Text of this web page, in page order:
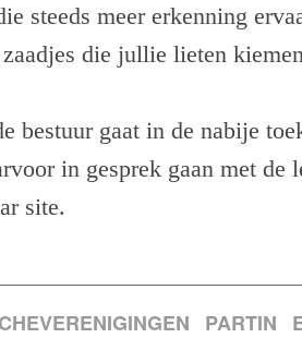
steeds meer erkenning
die jullie lieten
bestuur gaat in de nabije
in gesprek gaan met
site.
PARTIN